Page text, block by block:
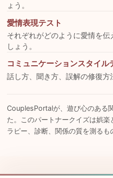
ょう。
愛情表現テスト
それぞれがどのように愛情を
しょう。
コミュニケーションスタイル
話し方、聞き方、誤解の修復方
CouplesPortalが、遊び心のある
た。このパートナークイズは娯
ラピー、診断、関係の質を測るも